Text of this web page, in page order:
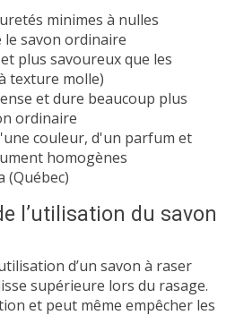
minimes à nulles
le savon ordinaire
plus savoureux que les
texture molle)
et dure beaucoup plus
ordinaire
couleur, d'un parfum et
homogènes
(Québec)
l’utilisation du savon
d’un savon à raser
supérieure lors du rasage.
et peut même empêcher les